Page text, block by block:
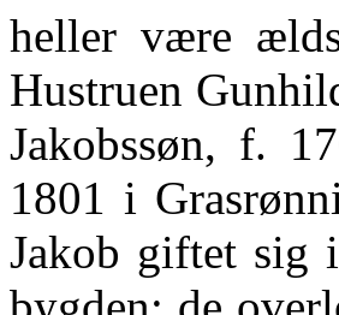
heller være
Hustruen
Jakobssøn, f.
1801 i
Jakob giftet sig